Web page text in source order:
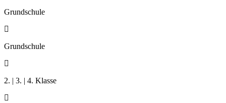
Grundschule

Grundschule

2. | 3. | 4. Klasse
